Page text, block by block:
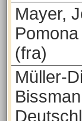
Mayer,
(fra)
Müller-